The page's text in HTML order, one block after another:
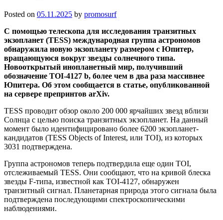
Posted on 05.11.2025 by promosurf
С помощью телескопа для исследования транзитных
экзопланет (TESS) международная группа астрономов
обнаружила новую экзопланету размером с Юпитер,
вращающуюся вокруг звезды солнечного типа.
Новооткрытый инопланетный мир, получивший
обозначение TOI-4127 b, более чем в два раза массивнее
Юпитера. Об этом сообщается в статье, опубликованной
на сервере препринтов arXiv.
TESS проводит обзор около 200 000 ярчайших звезд вблизи
Солнца с целью поиска транзитных экзопланет. На данный
момент было идентифицировано более 6200 экзопланет-
кандидатов (TESS Objects of Interest, или TOI), из которых
3031 подтверждена.
Группа астрономов теперь подтвердила еще один TOI,
отслеживаемый TESS. Они сообщают, что на кривой блеска
звезды F-типа, известной как TOI-4127, обнаружен
транзитный сигнал. Планетарная природа этого сигнала была
подтверждена последующими спектроскопическими
наблюдениями.